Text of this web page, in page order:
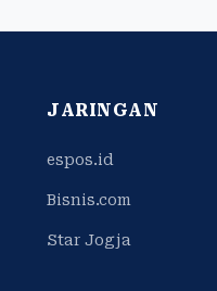
JARINGAN
espos.id
Bisnis.com
Star Jogja